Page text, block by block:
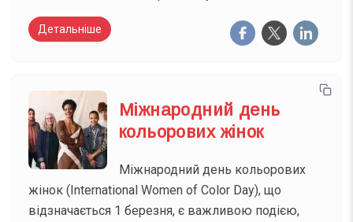
Детальніше
Міжнародний день
кольорових жінок
Міжнародний день кольорових
жінок (International Women of Color Day), що
відзначається 1 березня, є важливою подією,